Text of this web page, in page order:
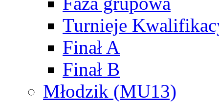
Turnieje
Finał A
Finał B
Młodzik (MU13)